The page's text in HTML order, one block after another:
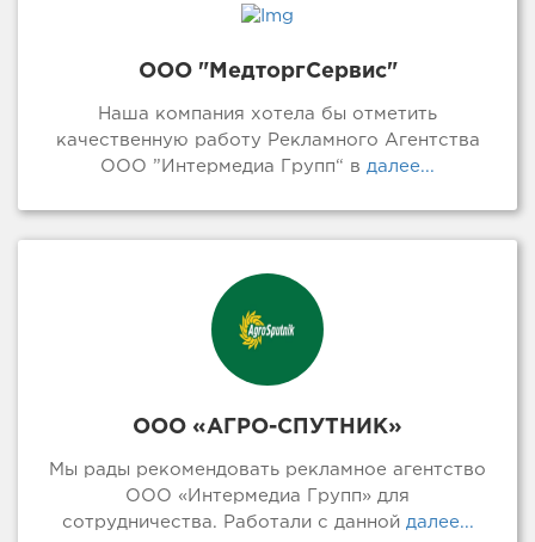
ООО "МедторгСервис"
Наша компания хотела бы отметить
качественную работу Рекламного Агентства
ООО ”Интермедиа Групп“ в далее...
ООО «АГРО-СПУТНИК»
Мы рады рекомендовать рекламное агентство
ООО «Интермедиа Групп» для
сотрудничества. Работали с даннойдалее...